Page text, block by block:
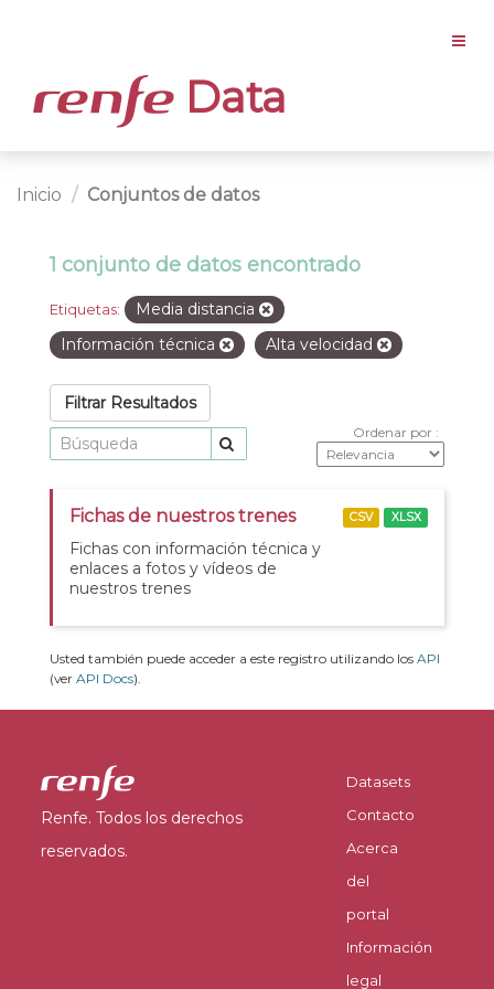
Data
Inicio Conjuntos de datos
1 conjunto de datos encontrado
Etiquetas:
Media distancia
Información técnica
Alta velocidad
Filtrar Resultados
Ordenar por
Fichas de nuestros trenes
Fichas con información técnica y
enlaces a fotos y vídeos de
nuestros trenes
CSV XLSX
Usted también puede acceder a este registro utilizando los API
(ver API Docs).
Renfe. Todos los derechos
reservados.
Datasets
Contacto
Acerca
del
portal
Información
legal